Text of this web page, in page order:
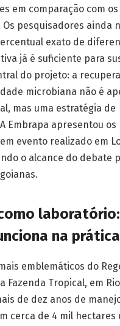
em comparação com
Os pesquisadores ainda
exato de
já é suficiente para
do projeto: a
microbiana não é
mas uma estratégia de
Embrapa apresentou os
evento realizado em
o alcance do debate
na prática
emblemáticos do
Fazenda Tropical, em
de dez anos de
cerca de 4 mil hectares